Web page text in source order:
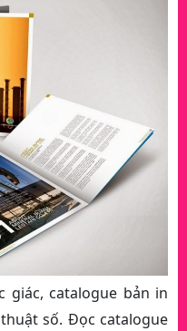
giác, catalogue bản in
số. Đọc catalogue